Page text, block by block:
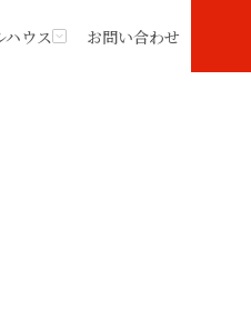
ハウス お問い合わせ